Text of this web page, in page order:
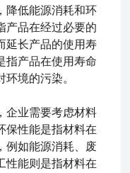
降低能源消耗和环
产品在经过必要的
延长产品的使用寿
指产品在使用寿命
境的污染。
业需要考虑材料
保性能是指材料在
例如能源消耗、废
性能则是指材料在